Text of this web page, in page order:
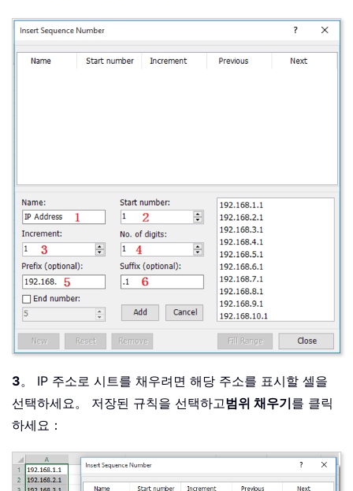
3。 IP 주소로 시트를 채우려면 해당 주소를 표시할 셀을
선택하세요。 저장된 규칙을 선택하고범위 채우기를 클릭
하세요：